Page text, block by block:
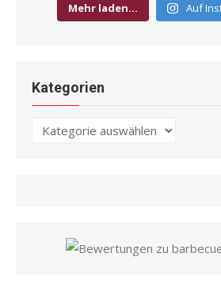
Mehr laden… Auf
Kategorien
Kategorien